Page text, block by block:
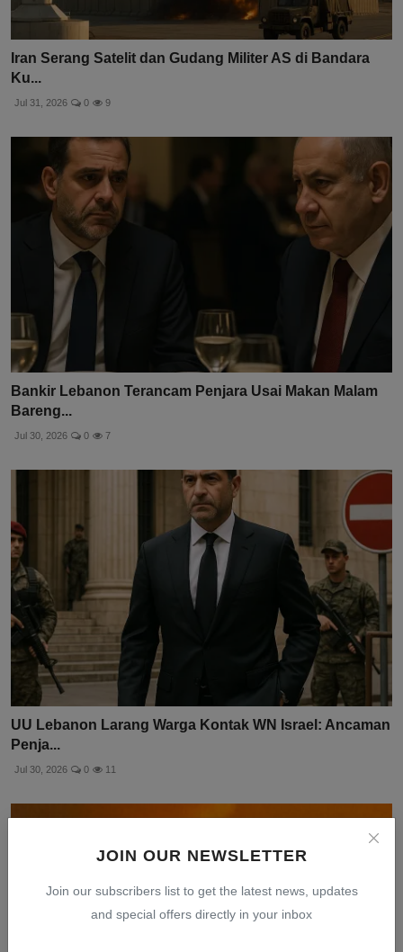
JOIN OUR NEWSLETTER
Join our subscribers list to get the latest news, updates
and special offers directly in your inbox
Iran Serang Satelit dan Gudang Militer AS di Bandara
Ku...
Jul 31, 2026 0 9
Bankir Lebanon Terancam Penjara Usai Makan Malam
Bareng...
Jul 30, 2026 0 7
UU Lebanon Larang Warga Kontak WN Israel: Ancaman
Penja...
Jul 30, 2026 0 11